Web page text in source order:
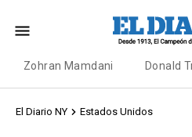
Zohran Mamdani Donald
El Diario NY Estados Unidos